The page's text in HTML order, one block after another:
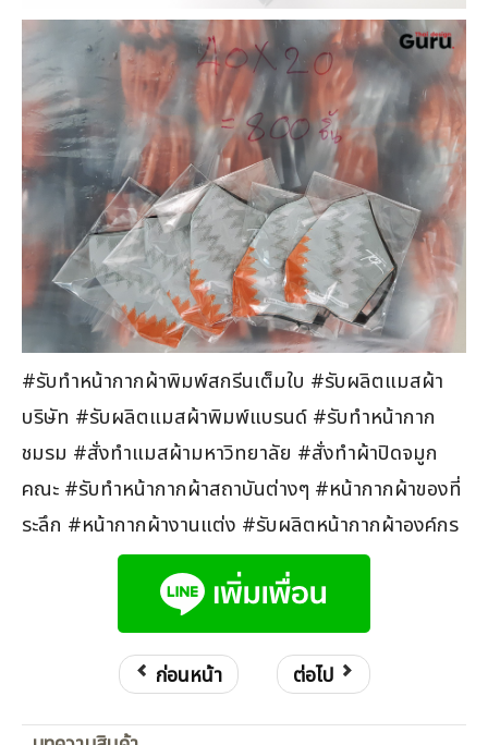
#รับทำหน้ากากผ้าพิมพ์สกรีนเต็มใบ #รับผลิตแมสผ้า
บริษัท #รับผลิตแมสผ้าพิมพ์แบรนด์ #รับทำหน้ากาก
ชมรม #สั่งทำแมสผ้ามหาวิทยาลัย #สั่งทำผ้าปิดจมูก
คณะ #รับทำหน้ากากผ้าสถาบันต่างๆ #หน้ากากผ้าของที่
ระลึก #หน้ากากผ้างานแต่ง #รับผลิตหน้ากากผ้าองค์กร
ก่อนหน้า ต่อไป